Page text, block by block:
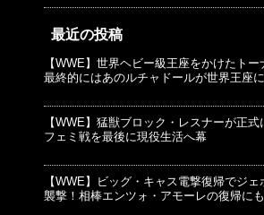
最近の投稿
【WWE】世界ヘビー級王座をかけたトー
最終的にはあのルチャドールが世界王座
【WWE】猛獣ブロック・レスナーが正式
フェミ戦を最後に現役生活へ幕
【WWE】ビッグ・キャス電撃復帰でジ
襲撃！相棒エンツォ・アモーレの復帰に
© プロレスJunkie ～WWEの最新